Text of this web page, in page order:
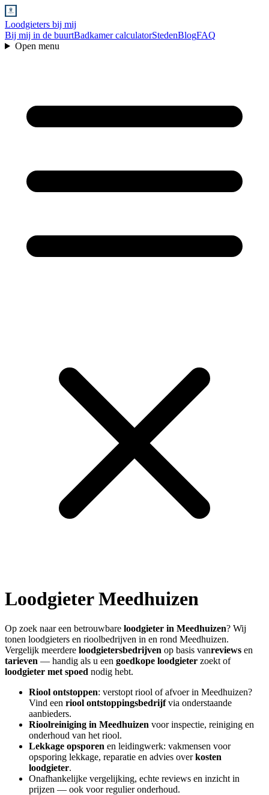
Loodgieters bij mij
Bij mij in de buurtBadkamer calculatorStedenBlogFAQ
Open menu
LoodgieterMeedhuizen
Op zoek naar een betrouwbare loodgieter in Meedhuizen? Wij
tonen loodgieters en rioolbedrijven in en rond Meedhuizen.
Vergelijk meerdere loodgietersbedrijven op basis vanreviews en
tarieven — handig als u een goedkope loodgieter zoekt of
loodgieter met spoed nodig hebt.
Riool ontstoppen: verstopt riool of afvoer in Meedhuizen?
Vind een riool ontstoppingsbedrijfvia onderstaande
aanbieders.
Rioolreiniging in Meedhuizen voor inspectie, reiniging en
onderhoud van het riool.
Lekkage opsporen en leidingwerk: vakmensen voor
opsporing lekkage, reparatie en advies overkosten
loodgieter.
Onafhankelijke vergelijking, echte reviews en inzicht in
prijzen — ook voor regulier onderhoud.